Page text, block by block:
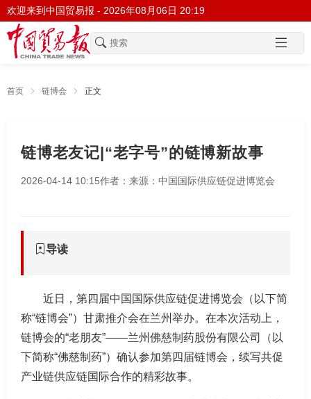
欢迎来到中国贸易报 - 2026年08月06日 20:19
首页 链博会 正文
链博老友记|“老字号”的链博新故事
2026-04-14 10:15作者： 来源：中国国际供应链促进博览会
导读
近日，第四届中国国际供应链促进博览会（以下简
称“链博会”）甘肃推介会在兰州举办。在本次活动上，
链博会的“老朋友”——兰州佛慈制药股份有限公司（以
下简称“佛慈制药”）确认参加第四届链博会，续写共促
产业链供应链国际合作的精彩故事。